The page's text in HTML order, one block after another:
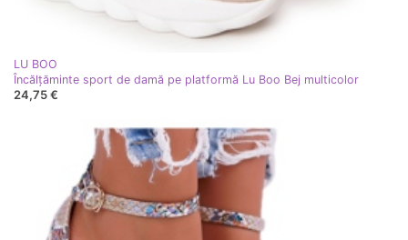
LU BOO
Încălțăminte sport de damă pe platformă Lu Boo Bej multicolor
24,75 €